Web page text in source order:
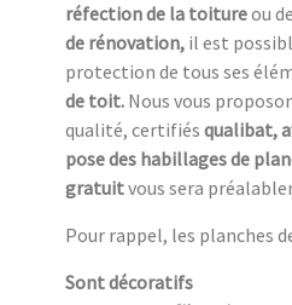
réfection de la toitureou
de rénovation, il est
protection de tous ses
de toit. Nous vous
qualité, certifiés qualibat,
pose des habillages de
gratuitvous sera
Pour rappel, les planches
Sont décoratifs